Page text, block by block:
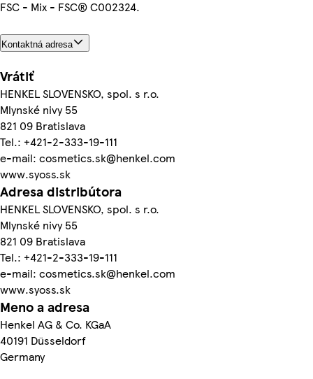
FSC - Mix - FSC® C002324.
Kontaktná adresa
Vrátiť
HENKEL SLOVENSKO, spol. s r.o.
Mlynské nivy 55
821 09 Bratislava
Tel.: +421-2-333-19-111
e-mail: cosmetics.sk@henkel.com
www.syoss.sk
Adresa distribútora
HENKEL SLOVENSKO, spol. s r.o.
Mlynské nivy 55
821 09 Bratislava
Tel.: +421-2-333-19-111
e-mail: cosmetics.sk@henkel.com
www.syoss.sk
Meno a adresa
Henkel AG & Co. KGaA
40191 Düsseldorf
Germany